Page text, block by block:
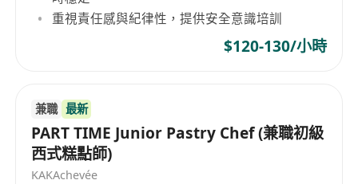
重視責任感與紀律性，提供安全意識培訓
$120-130/小時
兼職 最新
PART TIME Junior Pastry Chef (兼職初級
西式糕點師)
KAKAchevée